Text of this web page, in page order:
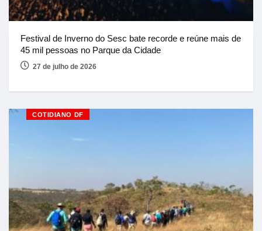
Festival de Inverno do Sesc bate recorde e reúne mais de
45 mil pessoas no Parque da Cidade
27 de julho de 2026
COTIDIANO DF